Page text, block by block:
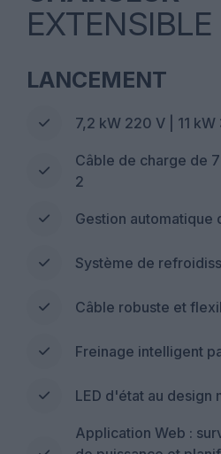
EXTENSIBLE
LANCEMENT
7,2 kW 220 V | 11
Câble de charge de
2
Gestion automatique
Système de
Câble robuste et
Freinage intelligent
LED d'état au design
Application Web :